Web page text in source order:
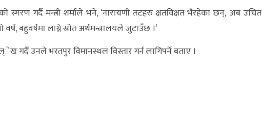
गर्दै मन्त्री शर्माले भने, ‘नारायणी तटहरु क्षतविक्षत भैरहेका छन्, अब उचित
बहुवर्षमा लाग्ने स्रोत अर्थमन्त्रालयले जुटाउँछ ।’
गर्दै उनले भरतपुर विमानस्थल विस्तार गर्न लागिपर्ने बताए ।